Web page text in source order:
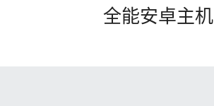
全能安卓主机